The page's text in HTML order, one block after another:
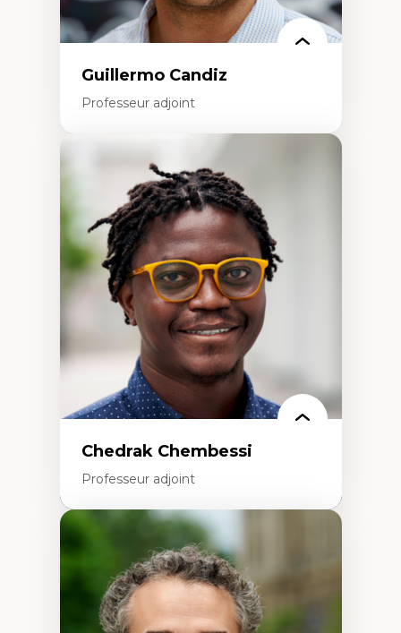
Guillermo Candiz
Professeur adjoint
Expertises
Trajectoires migratoires
Migrations forcées
Études des frontières; Enjeux géopolitiques
des migrations
Politiques migratoires
Réfugiés
Demandeurs d’asile
Migrations irrégulières
Migrations temporaires
Migration et changement climatique
Migration et développement
Chedrak Chembessi
Professeur adjoint
Économie circulaire
Modèles d’affaires durables
Histoire des faits économiques
Gestion durable des ressources naturelles
Écologie industrielle